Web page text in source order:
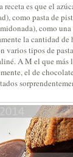
receta es que el
como pasta de
como
la cantidad
varios tipos de
A M el que más
el de